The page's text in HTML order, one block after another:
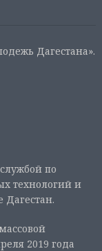
Дагестана».
по
технологий и
2019 года